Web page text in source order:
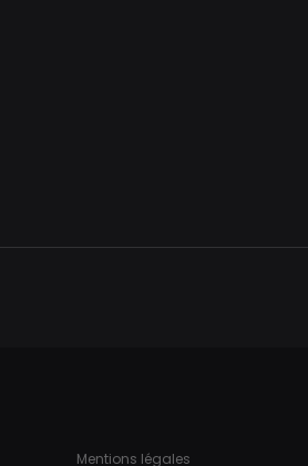
Mentions légales